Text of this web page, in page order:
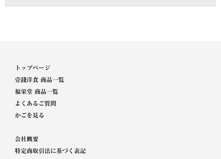
トップページ
壹錢洋食 商品一覧
福栄堂 商品一覧
よくあるご質問
かごを見る
会社概要
特定商取引法に基づく表記